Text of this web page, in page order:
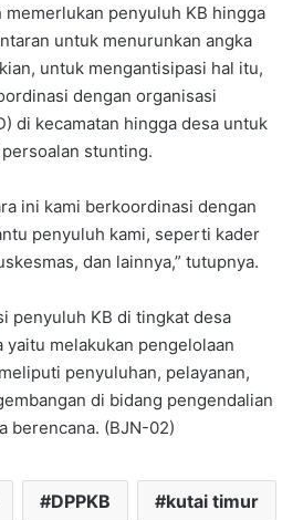
memerlukan penyuluh KB hingga
untuk menurunkan angka
untuk mengantisipasi hal itu,
dengan organisasi
di kecamatan hingga desa untuk
stunting.
ini kami berkoordinasi dengan
penyuluh kami, seperti kader
dan lainnya,” tutupnya.
penyuluh KB di tingkat desa
yaitu melakukan pengelolaan
penyuluhan, pelayanan,
di bidang pengendalian
berencana. (BJN-02)
DPPKB kutai timur